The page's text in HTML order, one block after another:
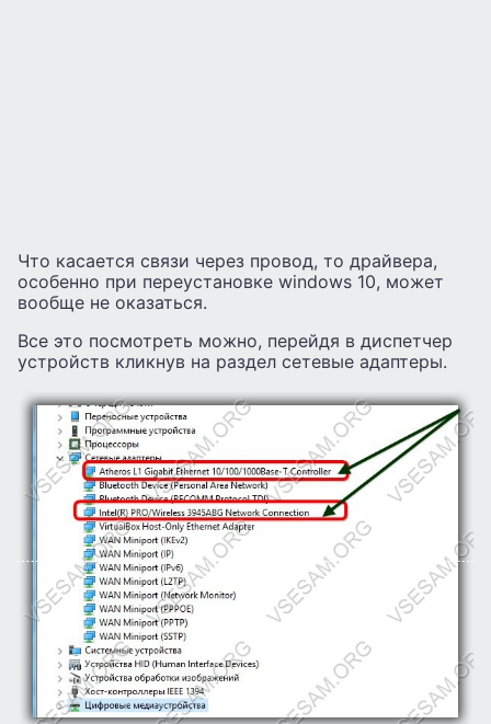
Что касается связи через провод, то драйвера,
особенно при переустановке windows 10, может
вообще не оказаться.
Все это посмотреть можно, перейдя в диспетчер
устройств кликнув на раздел сетевые адаптеры.